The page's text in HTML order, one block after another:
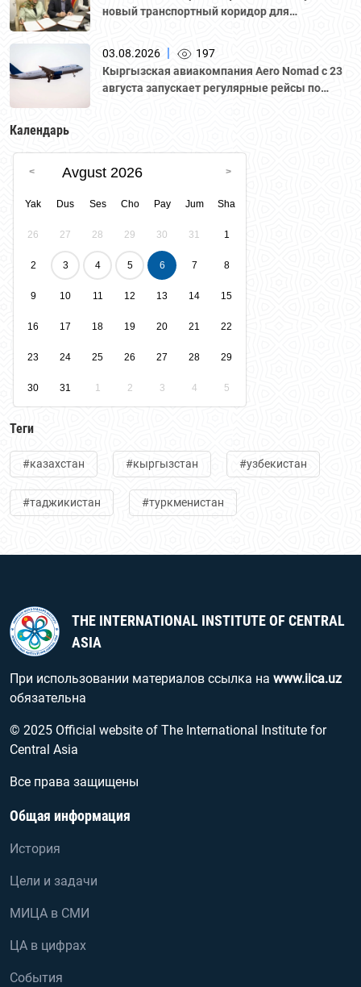
новый транспортный коридор для
03.08.2026
197
Кыргызская авиакомпания Aero Nomad с 23
августа запускает регулярные рейсы по
Календарь
Avgust 2026
Yak Dus Ses Cho Pay Jum Sha
26 27 28 29 30 31 1
2 3 4 5 6 7 8
9 10 11 12 13 14 15
16 17 18 19 20 21 22
23 24 25 26 27 28 29
30 31 1 2 3 4 5
Теги
#казахстан #кыргызстан #узбекистан
#таджикистан #туркменистан
THE INTERNATIONAL INSTITUTE OF CENTRAL
ASIA
При использовании материалов ссылка на www.iica.uz
обязательна
© 2025 Official website of The International Institute for
Central Asia
Все права защищены
Общая информация
История
Цели и задачи
МИЦА в СМИ
ЦА в цифрах
События